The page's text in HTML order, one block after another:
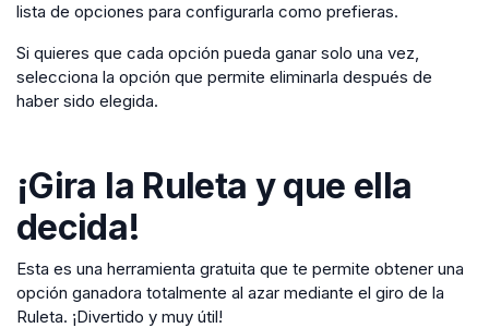
lista de opciones para configurarla como prefieras.
Si quieres que cada opción pueda ganar solo una vez,
selecciona la opción que permite eliminarla después de
haber sido elegida.
¡Gira la Ruleta y que ella
decida!
Esta es una herramienta gratuita que te permite obtener una
opción ganadora totalmente al azar mediante el giro de la
Ruleta. ¡Divertido y muy útil!